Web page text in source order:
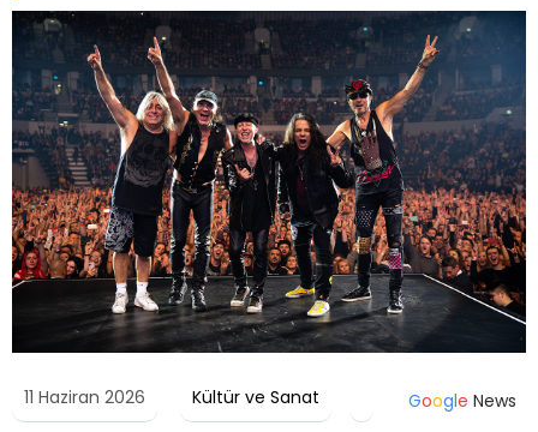
11 Haziran 2026 Kültür ve Sanat Google News